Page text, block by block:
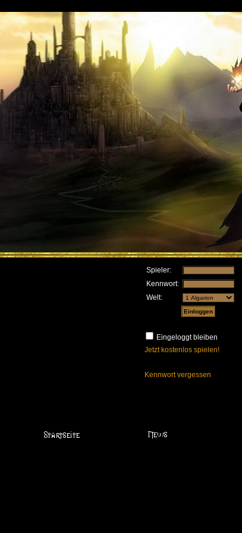
Spieler:
Kennwort:
Welt:
Eingeloggt bleiben
Jetzt kostenlos spielen!
Kennwort vergessen